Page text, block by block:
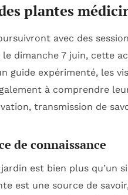
plantes
avec des
dimanche 7 juin, cette
guide expérimenté, les
à comprendre
transmission de
de connaissance
est bien plus qu’un
est une source de